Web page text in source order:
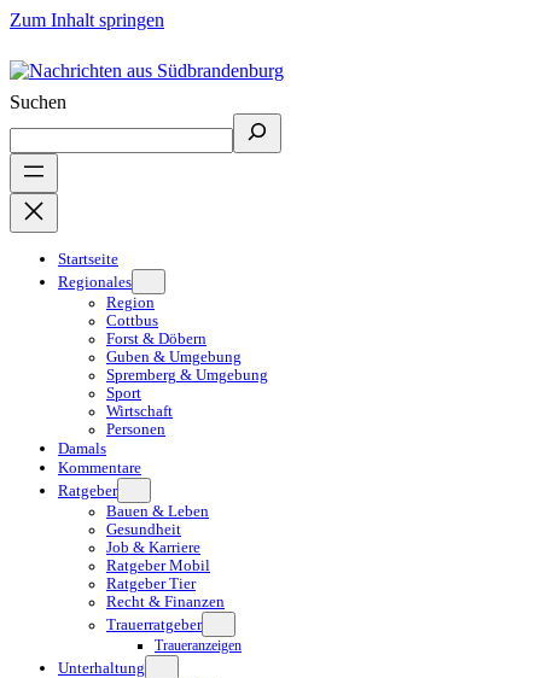
Zum Inhalt springen
Suchen
Startseite
Regionales
Region
Cottbus
Forst & Döbern
Guben & Umgebung
Spremberg & Umgebung
Sport
Wirtschaft
Personen
Damals
Kommentare
Ratgeber
Bauen & Leben
Gesundheit
Job & Karriere
Ratgeber Mobil
Ratgeber Tier
Recht & Finanzen
Trauerratgeber
Traueranzeigen
Unterhaltung